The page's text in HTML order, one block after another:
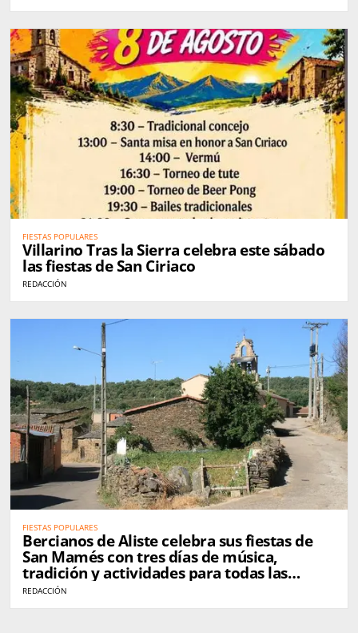
FIESTAS POPULARES
Villarino Tras la Sierra celebra este sábado
las fiestas de San Ciriaco
REDACCIÓN
FIESTAS POPULARES
Bercianos de Aliste celebra sus fiestas de
San Mamés con tres días de música,
tradición y actividades para todas las
edades
REDACCIÓN